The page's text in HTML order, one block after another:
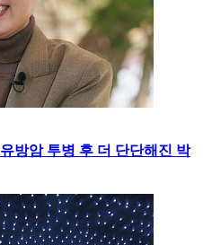
방암 투병 후 더 단단해진 박